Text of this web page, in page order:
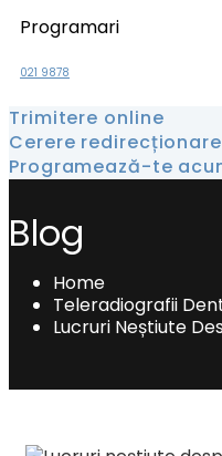
Programari
021 9878
Trimitere online
Cerere
Programează-te
Blog
Home
Teleradiografii
Lucruri Neștiute